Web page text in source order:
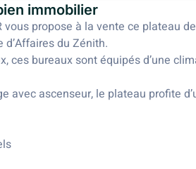
immobilier
vous propose à la vente ce plateau
d’Affaires du Zénith.
ces bureaux sont équipés d’une
avec ascenseur, le plateau profite